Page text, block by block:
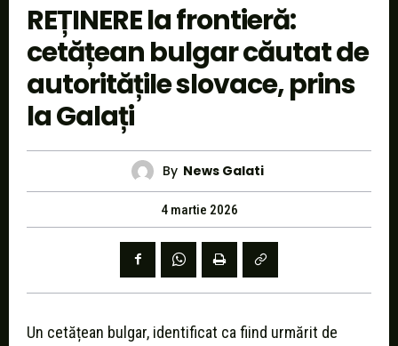
REȚINERE la frontieră:
cetățean bulgar căutat de
autoritățile slovace, prins
la Galați
By News Galati
4 martie 2026
Un cetățean bulgar, identificat ca fiind urmărit de